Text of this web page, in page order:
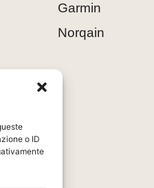
o ID
Garmin
Norqain